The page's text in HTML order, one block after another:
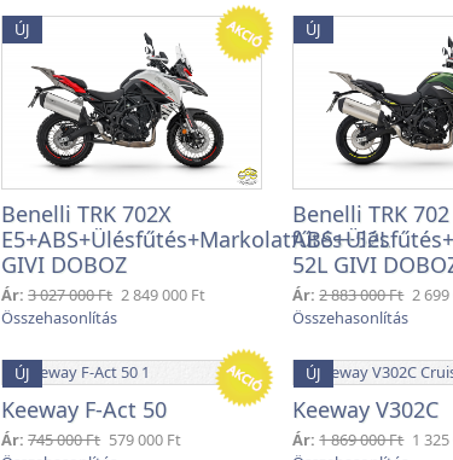
ÚJ
Benelli TRK 702X
E5+ABS+Ülésfűtés+Markolatfűtés+52L
GIVI DOBOZ
Ár:3 027 000 Ft 2 849 000 Ft
ÚJ
Benelli TRK 702
52L GIVI
Ár:2 883 000 Ft 2
ÚJ
Keeway F-Act 50
Ár:745 000 Ft 579 000 Ft
ÚJ
Keeway V302C
Ár:1 869 000 Ft 1